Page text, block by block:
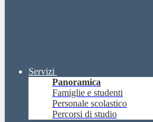
Servizi
Panoramica
Famiglie e studenti
Personale scolastico
Percorsi di studio